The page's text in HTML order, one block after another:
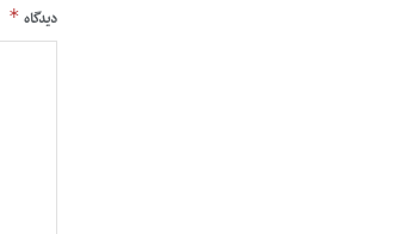
دیدگاه *